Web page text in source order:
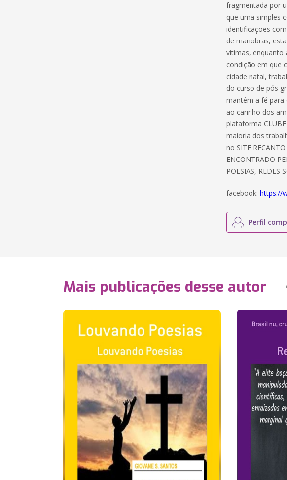
fragmentada por
que uma simples
identificações
de manobras,
vítimas, enquanto
condição em que
cidade natal,
do curso de pós
mantém a fé para
ao carinho dos
plataforma
maioria dos
no SITE
ENCONTRADO
POESIAS, REDES
facebook:https://
Perfil
Mais publicações desse autor